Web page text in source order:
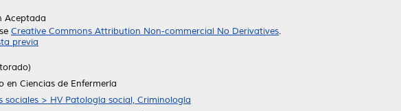
Aceptada
Creative Commons Attribution Non-commercial No Derivatives.
previa
en Ciencias de Enfermería
sociales > HV Patología social, Criminología